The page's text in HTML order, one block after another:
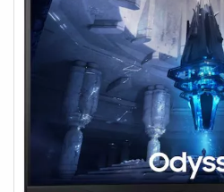
transporter partout et munies
appliquer et estomper
allié de tous vos